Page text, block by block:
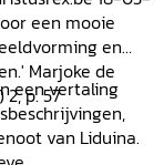
een mooie
en
Marjoke de
2, p. 57
een vertaling
van Liduina.